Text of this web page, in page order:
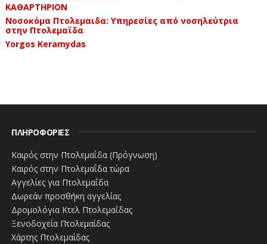
ΚΑΘΑΡΤΗΡΙΟΝ
Νοσοκόμα Πτολεμαιδα: Υπηρεσίες από νοσηλεύτρια
στην Πτολεμαΐδα
Yorgos Keramydas
ΠΛΗΡΟΦΟΡΙΕΣ
Καιρός στην Πτολεμαΐδα (Πρόγνωση)
Καιρός στην Πτολεμαΐδα τώρα
Αγγελίες για Πτολεμαΐδα
Δωρεάν προσθήκη αγγελίας
Δρομολόγια Κτελ Πτολεμαΐδας
Ξενοδοχεία Πτολεμαίδας
Χάρτης Πτολεμαίδας